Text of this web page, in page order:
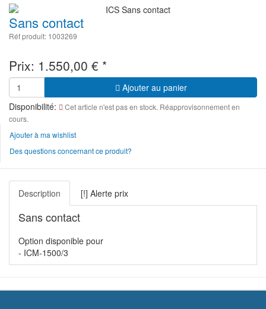
Sans contact
Réf produit: 1003269
Prix: 1.550,00 € *
Ajouter au panier
Disponibilité:
Cet article n'est pas en stock. Réapprovisonnement en
cours.
Ajouter à ma wishlist
Des questions concernant ce produit?
Description [!] Alerte prix
Sans contact
Option disponible pour
- ICM-1500/3